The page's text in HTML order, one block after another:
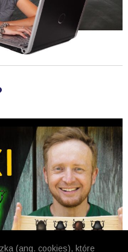
(ang. cookies), które